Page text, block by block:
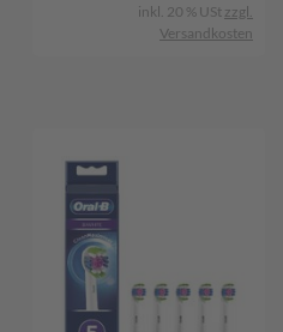
inkl. 20 % USt zzgl.
Versandkosten